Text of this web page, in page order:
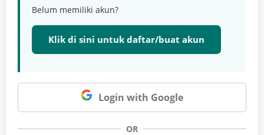
Belum memiliki akun?
Klik di sini untuk daftar/buat akun
Login with Google
OR